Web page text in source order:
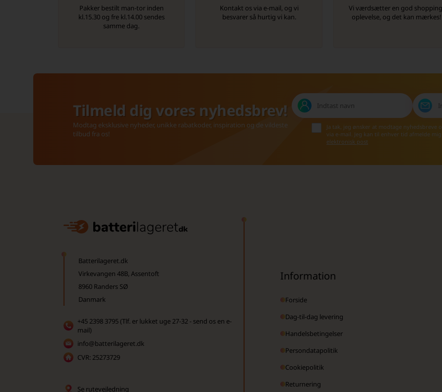
Pakker bestilt man-tor inden
kl.15.30 og fre kl.14.00 sendes
samme dag.
Kontakt os via e-mail, og vi
besvarer så hurtig vi kan.
Vi værdsætter en god
oplevelse, og det kan mærkes!
Tilmeld dig vores nyhedsbrev!
Modtag eksklusive nyheder, unikke rabatkoder, inspiration og de vildeste
tilbud fra os!
Ja tak, jeg ønsker at modtage
via e-mail. Jeg kan til enhver tid afmelde mig
elektronisk post
Batterilageret.dk
Virkevangen 48B, Assentoft
8960 Randers SØ
Danmark
+45 2398 3795 (Tlf. er lukket uge 27-32 - send os en e-
mail)
info@batterilageret.dk
CVR: 25273729
Se rutevejledning
Information
Forside
Dag-til-dag levering
Handelsbetingelser
Persondatapolitik
Cookiepolitik
Returnering